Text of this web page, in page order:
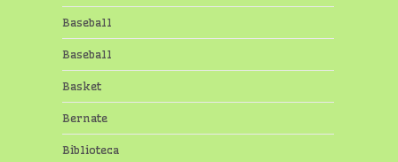
Baseball
Baseball
Basket
Bernate
Biblioteca